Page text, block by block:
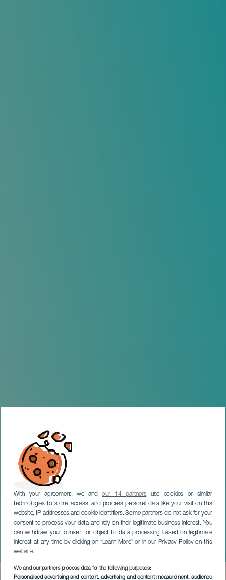
With your agreement, we andour 14 partnersuse cookies or similar
technologies to store, access, and process personal data like your visit on this
website, IP addresses and cookie identifiers. Some partners do not ask for your
consent to process your data and rely on their legitimate business interest. You
can withdraw your consent or object to data processing based on legitimate
interest at any time by clicking on “Learn More” or in our Privacy Policy on this
website.
We and our partners process data for the following purposes:
Personalised advertising and content, advertising and content measurement, audience
Mogán Young Fest
GRAN CANARIA
Imagen